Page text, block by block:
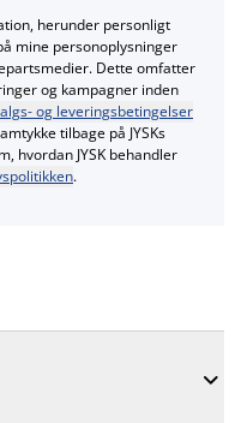
herunder personligt
mine personoplysninger
Dette omfatter
og kampagner inden
og leveringsbetingelser
tilbage på JYSKs
hvordan JYSK behandler
.
